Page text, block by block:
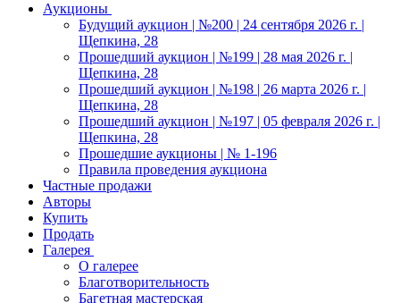
Аукционы
Будущий аукцион | №200 | 24 сентября 2026 г. |
Щепкина, 28
Прошедший аукцион | №199 | 28 мая 2026 г. |
Щепкина, 28
Прошедший аукцион | №198 | 26 марта 2026 г. |
Щепкина, 28
Прошедший аукцион | №197 | 05 февраля 2026 г. |
Щепкина, 28
Прошедшие аукционы | № 1-196
Правила проведения аукциона
Частные продажи
Авторы
Купить
Продать
Галерея
О галерее
Благотворительность
Багетная мастерская